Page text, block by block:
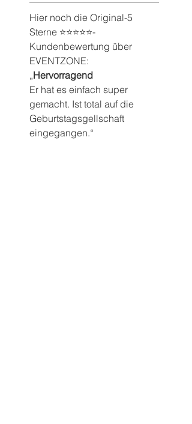
Hier noch die Original-5
Sterne ⭐️⭐️⭐️⭐️⭐️-
Kundenbewertung über
EVENTZONE:
„Hervorragend
Er hat es einfach super
gemacht. Ist total auf die
Geburtstagsgellschaft
eingegangen.“